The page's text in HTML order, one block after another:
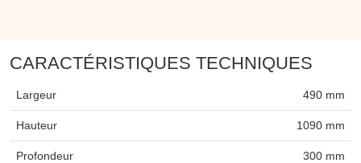
CARACTÉRISTIQUES TECHNIQUES
Largeur 490 mm
Hauteur 1090 mm
Profondeur 300 mm